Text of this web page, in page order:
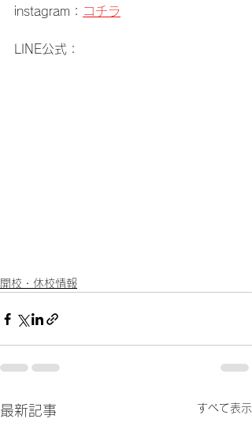
instagram： コチラ
LINE公式：
開校・休校情報
最新記事 すべて表示